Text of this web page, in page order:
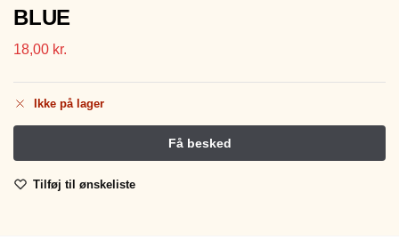
BLUE
18,00 kr.
Ikke på lager
Tilføj til ønskeliste